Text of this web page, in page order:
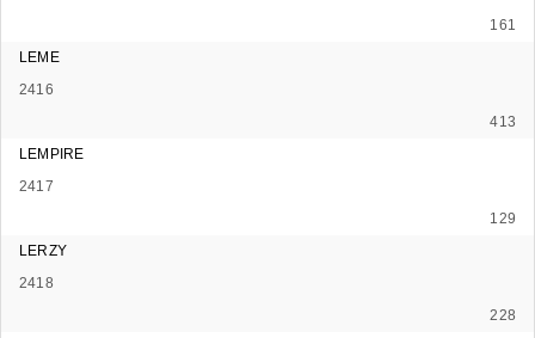
161
LEME
2416
413
LEMPIRE
2417
129
LERZY
2418
228